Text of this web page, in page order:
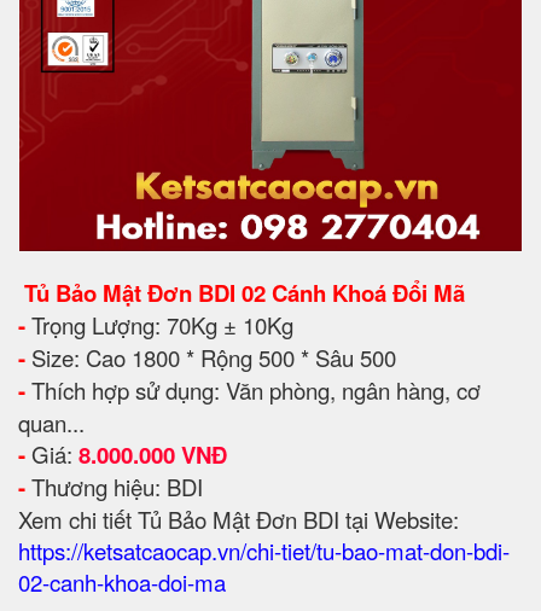
Tủ Bảo Mật Đơn BDI 02 Cánh Khoá Đổi Mã
-Trọng Lượng: 70Kg ± 10Kg
- Size: Cao 1800 * Rộng 500 * Sâu 500
-Thích hợp sử dụng: Văn phòng, ngân hàng, cơ
quan...
- Giá: 8.000.000 VNĐ
-Thương hiệu: BDI
Xem chi tiết Tủ Bảo Mật Đơn BDI tại Website:
https://ketsatcaocap.vn/chi-tiet/tu-bao-mat-don-bdi-
02-canh-khoa-doi-ma